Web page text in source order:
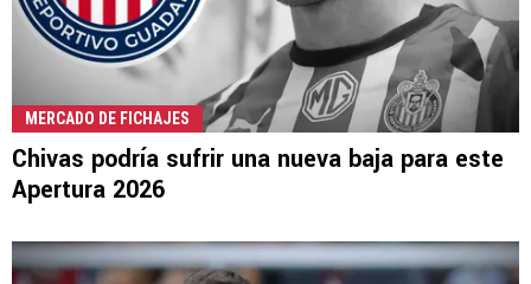
MERCADO DE FICHAJES
Chivas podría sufrir una nueva baja para este
Apertura 2026